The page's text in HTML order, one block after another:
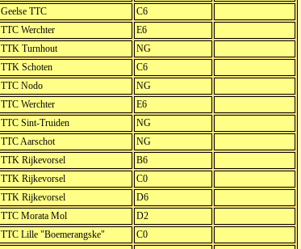
Geelse TTC
C6
TTC Werchter
E6
TTK Turnhout
NG
TTK Schoten
C6
TTC Nodo
NG
TTC Werchter
E6
TTC Sint-Truiden
NG
TTC Aarschot
NG
TTK Rijkevorsel
B6
TTK Rijkevorsel
C0
TTK Rijkevorsel
D6
TTC Morata Mol
D2
TTC Lille "Boemerangske"
C0